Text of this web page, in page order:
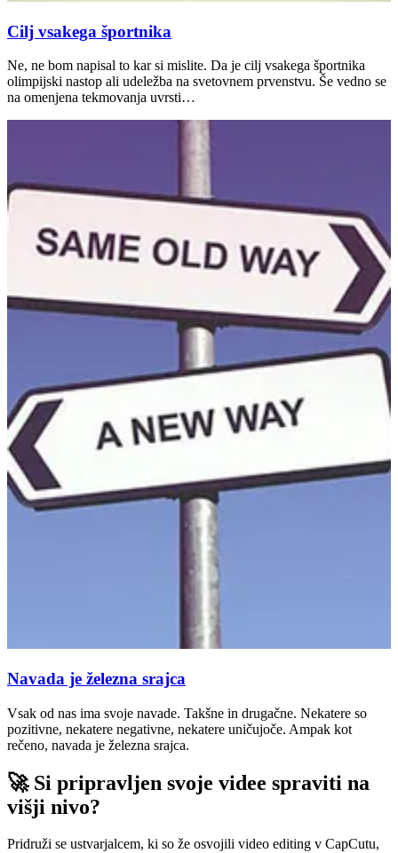
Cilj vsakega športnika
Ne, ne bom napisal to kar si mislite. Da je cilj vsakega športnika
olimpijski nastop ali udeležba na svetovnem prvenstvu. Še vedno se
na omenjena tekmovanja uvrsti…
Navada je železna srajca
Vsak od nas ima svoje navade. Takšne in drugačne. Nekatere so
pozitivne, nekatere negativne, nekatere uničujoče. Ampak kot
rečeno, navada je železna srajca.
🚀 Si pripravljen svoje videe spraviti na
višji nivo?
Pridruži se ustvarjalcem, ki so že osvojili video editing v CapCutu,